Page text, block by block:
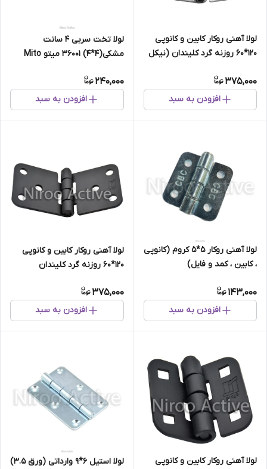
لولا آهنی روکار کابین و کانوپی
۱۲۰*۶۰ روزنه گرد کلیندان (نیکل
375,000
افزودن به سبد
لولا تخت سربی ۴ سانت
مشکی(۴*۴) ۳۶۰۰۱ میتو Mito
240,000
افزودن به سبد
لولا آهنی روکار 5*5 کروم (کانوپی
، کابین ، کمد و فایل)
143,000
افزودن به سبد
لولا آهنی روکار کابین و کانوپی
۱۲۰*۶۰ روزنه گرد کلیندان
375,000
افزودن به سبد
لولا آهنی روکار کابین و کانوپی لولا استیل 6*9 وارداتی (ورق 3.5)